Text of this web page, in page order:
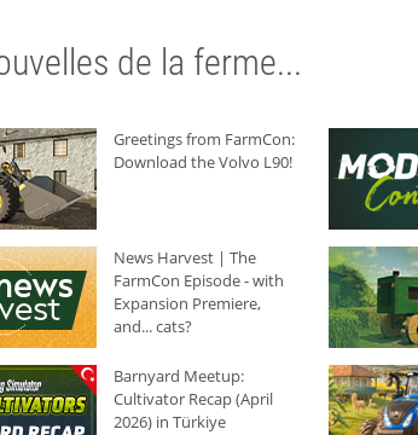
de la ferme...
Greetings from FarmCon:
Download the Volvo L90!
News Harvest | The
FarmCon Episode - with
Expansion Premiere,
and... cats?
Barnyard Meetup:
Cultivator Recap (April
2026) in Türkiye